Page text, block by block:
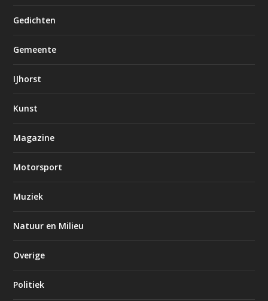
Gedichten
Gemeente
IJhorst
Kunst
Magazine
Motorsport
Muziek
Natuur en Milieu
Overige
Politiek